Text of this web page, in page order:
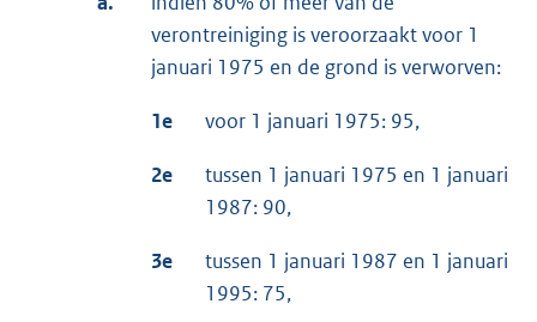
verontreiniging is veroorzaakt voor 1
januari 1975 en de grond is verworven:
1e voor 1 januari 1975: 95,
2e
tussen 1 januari 1975 en 1 januari
1987: 90,
3e
tussen 1 januari 1987 en 1 januari
1995: 75,